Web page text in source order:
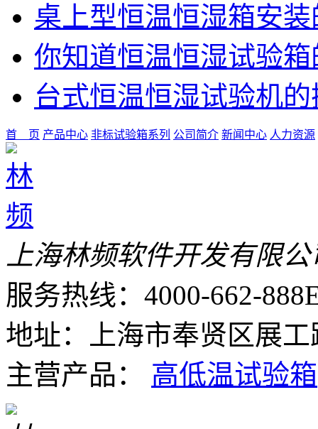
桌上型恒温恒湿箱安
你知道恒温恒湿试验
台式恒温恒湿试验机
首 页 产品中心 非标试验箱系列 公司简介 新闻中心 人力资源
上海林频软件开发有限公
服务热线：4000-662-888
地址：上海市奉贤区展工
主营产品： 高低温试验箱